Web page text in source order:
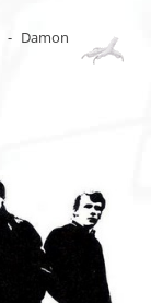
- Damon